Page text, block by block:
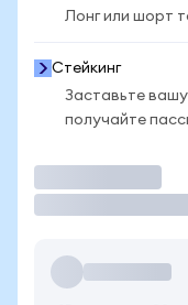
Лонг или шорт
Стейкинг
Заставьте
получайте